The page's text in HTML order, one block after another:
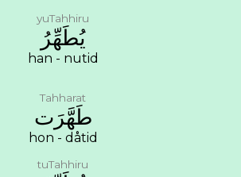
yuTahhiru
ﻳُﻄَﻬِّﺮُ
han - nutid
Tahharat
ﻃَﻬَّﺮَﺕ
hon - dåtid
tuTahhiru